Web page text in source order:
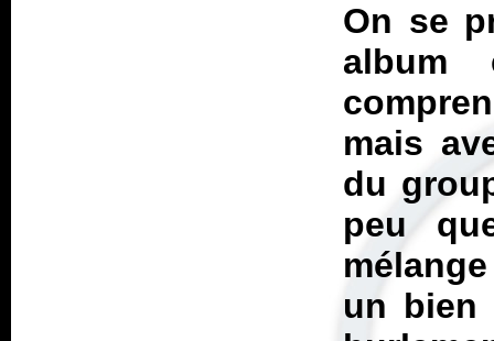
On se
album
mais
du
peu
un bien